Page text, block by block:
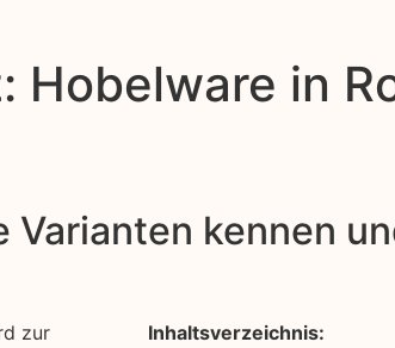
Hobelware in
kennen
zur
Inhaltsverzeichnis: